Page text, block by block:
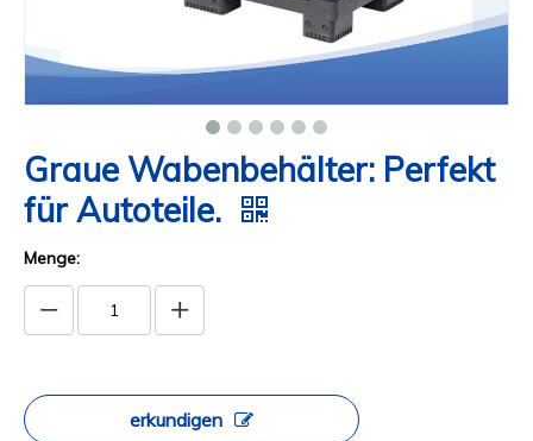
Graue Wabenbehälter: Perfekt
für Autoteile.
Menge:
erkundigen